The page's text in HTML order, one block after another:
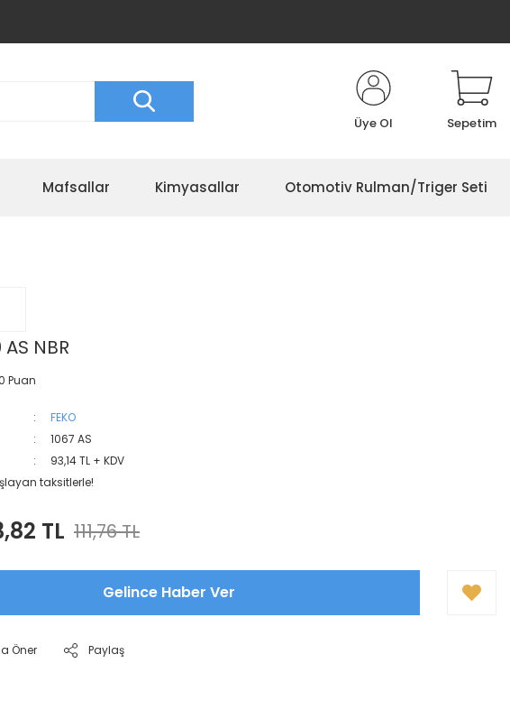
Üye Ol Sepetim
Mafsallar Kimyasallar Otomotiv Rulman/Triger Seti
NBR
Puan
FEKO
1067 AS
93,14 TL + KDV
taksitlerle!
TL 111,76 TL
Gelince Haber Ver
Öner Paylaş